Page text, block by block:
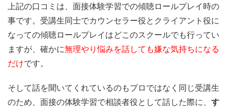
上記の口コミは、面接体験学習での傾聴ロールプレイ時の
事です。受講生同士でカウンセラー役とクライアント役に
なっての傾聴ロールプレイはどこのスクールでも行ってい
ますが、確かに無理やり悩みを話しても嫌な気持ちになる
だけです。
そして話を聞いてくれているのもプロではなく同じ受講生
のため、面接の体験学習で相談者役として話した際に、 す